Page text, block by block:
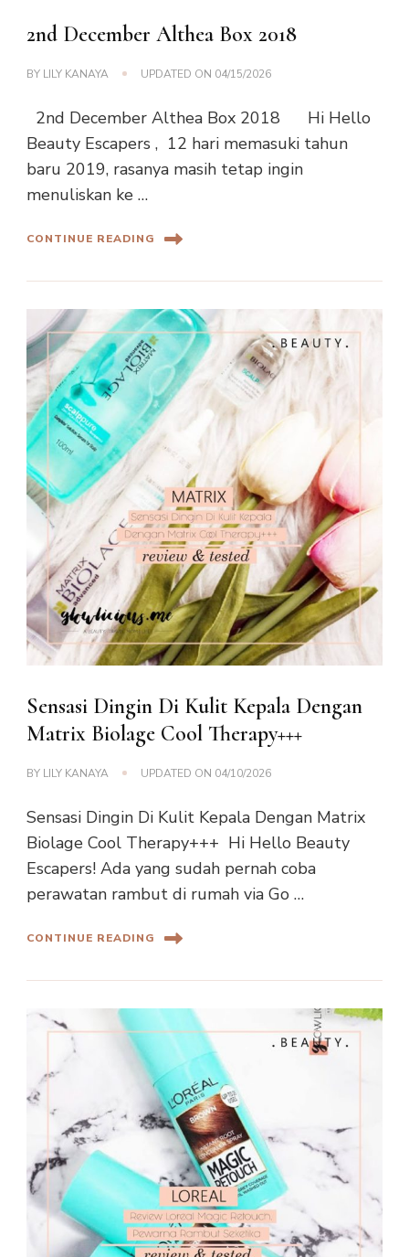
2nd December Althea Box 2018
BY LILY KANAYA UPDATED ON 04/15/2026
2nd December Althea Box 2018 Hi Hello
Beauty Escapers , 12 hari memasuki tahun
baru 2019, rasanya masih tetap ingin
menuliskan ke …
CONTINUE READING
Sensasi Dingin Di Kulit Kepala Dengan
Matrix Biolage Cool Therapy+++
BY LILY KANAYA UPDATED ON 04/10/2026
Sensasi Dingin Di Kulit Kepala Dengan Matrix
Biolage Cool Therapy+++ Hi Hello Beauty
Escapers! Ada yang sudah pernah coba
perawatan rambut di rumah via Go …
CONTINUE READING